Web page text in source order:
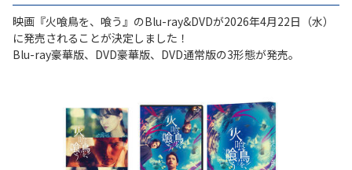
映画『火喰鳥を、喰う』のBlu-ray&DVDが2026年4月22日（水）
に発売されることが決定しました！
Blu-ray豪華版、DVD豪華版、DVD通常版の3形態が発売。